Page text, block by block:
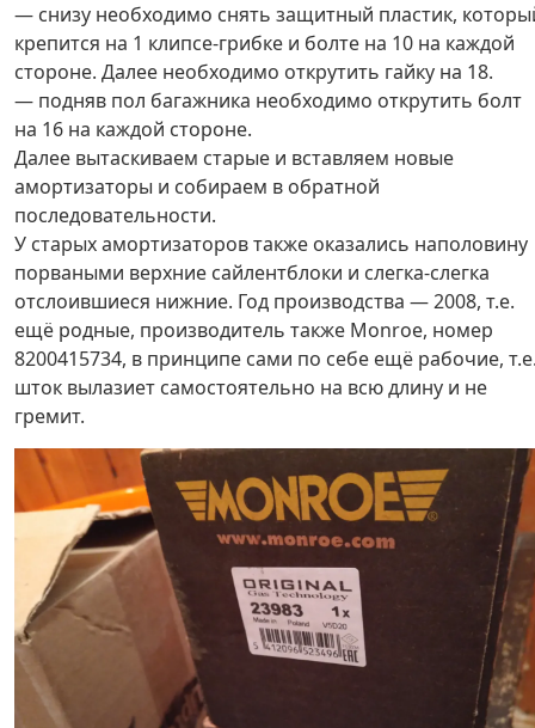
— снизу необходимо снять защитный пластик,
крепится на 1 клипсе-грибке и болте на 10 на каждой
стороне. Далее необходимо открутить гайку на 18.
— подняв пол багажника необходимо открутить болт
на 16 на каждой стороне.
Далее вытаскиваем старые и вставляем новые
амортизаторы и собираем в обратной
последовательности.
У старых амортизаторов также оказались наполовину
порваными верхние сайлентблоки и слегка-слегка
отслоившиеся нижние. Год производства — 2008, т.е.
ещё родные, производитель также Monroe, номер
8200415734, в принципе сами по себе ещё рабочие,
шток вылазиет самостоятельно на всю длину и не
гремит.